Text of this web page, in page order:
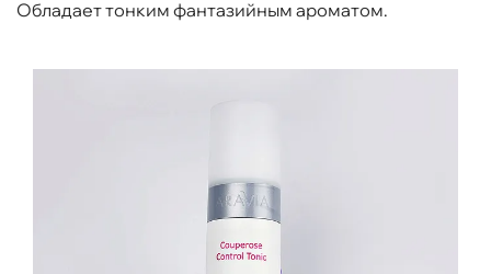
Обладает тонким фантазийным ароматом.